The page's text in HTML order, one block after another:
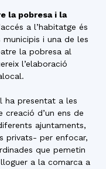
la pobresa i la
a l’habitatge és
i una de les
la pobresa al
l’elaboració
ha presentat a les
creació d’un ens de
ajuntaments,
privats- per enfocar,
que pemetin
a la comarca a